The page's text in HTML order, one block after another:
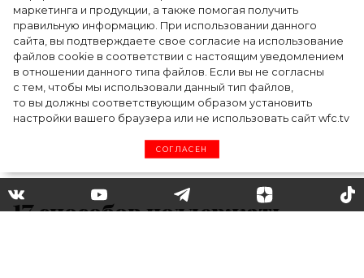
маркетинга и продукции, а также помогая получить
правильную информацию. При использовании данного
сайта, вы подтверждаете свое согласие на использование
файлов cookie в соответствии с настоящим уведомлением
в отношении данного типа файлов. Если вы не согласны
с тем, чтобы мы использовали данный тип файлов,
то вы должны соответствующим образом установить
настройки вашего браузера или не использовать сайт wfc.tv
СОГЛАСЕН
буллинга – рассказывает психолог
17 способов поддержать